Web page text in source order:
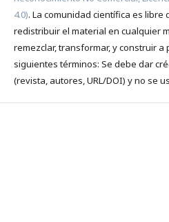
4.0). La comunidad científica es libre
redistribuir el material en cualquier
remezclar, transformar, y construir
siguientes términos: Se debe dar
(revista, autores, URL/DOI) y no se